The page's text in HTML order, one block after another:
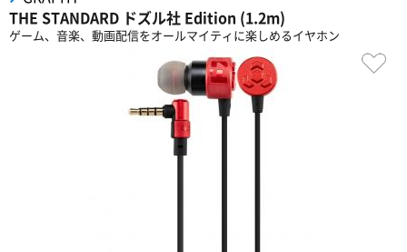
THE STANDARD ドズル社 Edition (1.2m)
ゲーム、音楽、動画配信をオールマイティに楽しめるイヤホン